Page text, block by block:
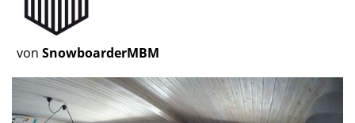
von SnowboarderMBM